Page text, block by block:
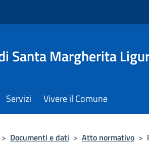
Santa Margherita
Servizi Vivere il Comune
> Documenti e dati > Atto normativo >